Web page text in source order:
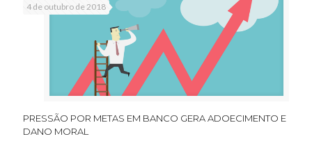
4 de outubro de 2018
PRESSÃO POR METAS EM BANCO GERA ADOECIMENTO E
DANO MORAL